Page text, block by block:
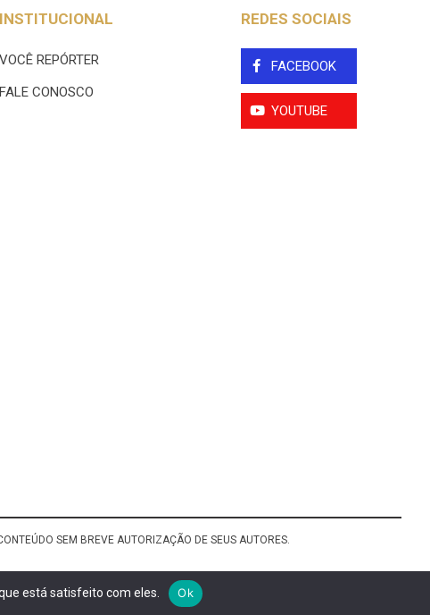
INSTITUCIONAL
VOCÊ REPÓRTER
FALE CONOSCO
REDES SOCIAIS
FACEBOOK
YOUTUBE
SEM BREVE AUTORIZAÇÃO DE SEUS AUTORES.
está satisfeito com eles. Ok